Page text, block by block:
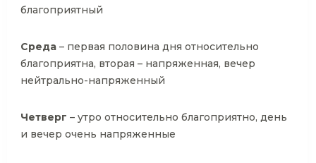
благоприятный
Среда – первая половина дня относительно
благоприятна, вторая – напряженная, вечер
нейтрально-напряженный
Четверг – утро относительно благоприятно, день
и вечер очень напряженные